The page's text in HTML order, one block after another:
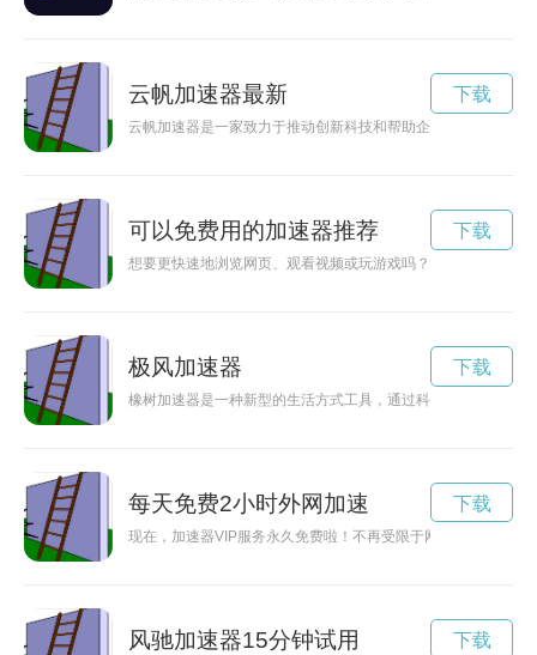
云帆加速器最新
云帆加速器是一家致力于推动创新科技和帮助企业快速发展的
下载
可以免费用的加速器推荐
想要更快速地浏览网页、观看视频或玩游戏吗？那就来试试这款
下载
极风加速器
橡树加速器是一种新型的生活方式工具，通过科技手段帮助用
下载
每天免费2小时外网加速
现在，加速器VIP服务永久免费啦！不再受限于网速慢、网络延
下载
风驰加速器15分钟试用 下载